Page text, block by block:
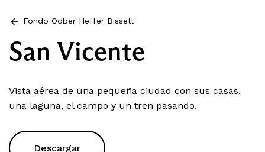
Fondo Odber Heffer Bissett
San Vicente
Vista aérea de una pequeña ciudad con sus casas,
una laguna, el campo y un tren pasando.
Descargar